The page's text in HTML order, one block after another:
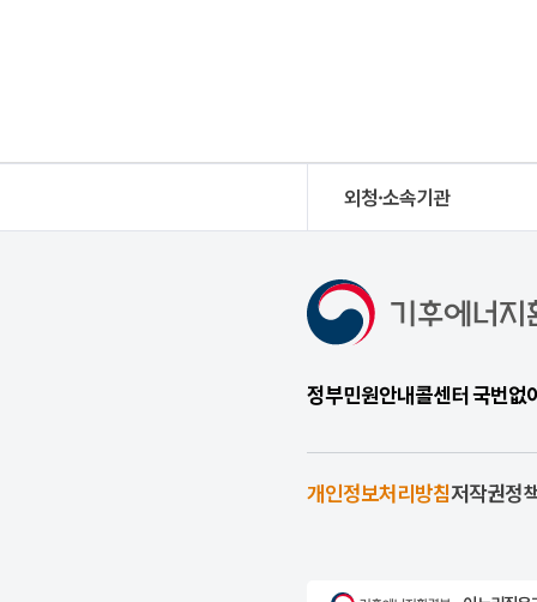
외청·소속기관
정부민원안내콜센터 국번
개인정보처리방침저작권정